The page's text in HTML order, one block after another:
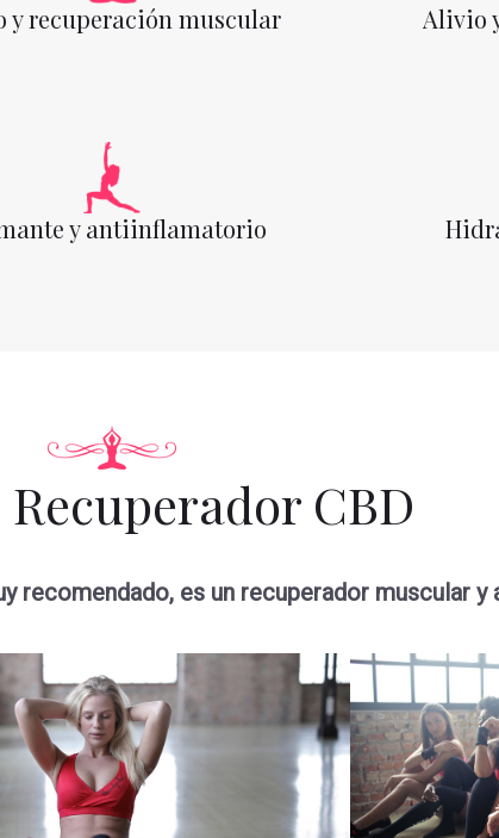
y recuperación muscular Alivio
y antiinflamatorio
CBD
recomendado, es un recuperador muscular